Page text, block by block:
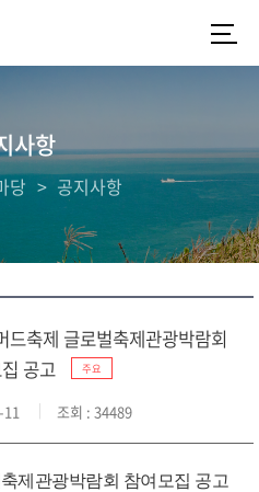
사항
당 공지사항
드축제 글로벌축제관광박람회
공고
주요
조회 : 34489
제관광박람회 참여모집 공고